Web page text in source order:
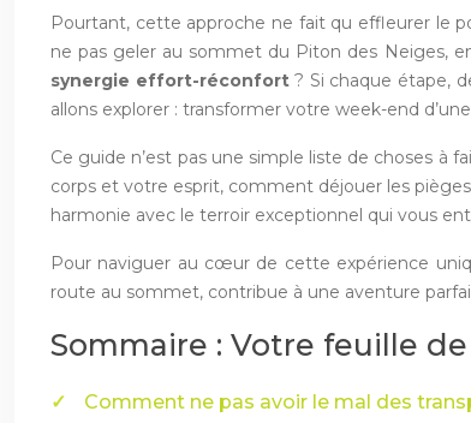
Pourtant, cette approche ne fait qu effleurer le
ne pas geler au sommet du Piton des Neiges,
synergie effort-réconfort? Si chaque étape,
allons explorer : transformer votre week-end
Ce guide n’est pas une simple liste de choses à
corps et votre esprit, comment déjouer les
harmonie avec le terroir exceptionnel qui vous
Pour naviguer au cœur de cette expérience
route au sommet, contribue à une aventure
Sommaire : Votre feuille
Comment ne pas avoir le mal des